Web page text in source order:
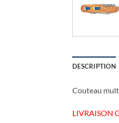
DESCRIPTION
Couteau
LIVRAISON